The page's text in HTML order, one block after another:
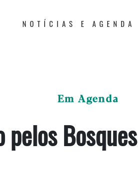
NOTÍCIAS E AGENDA
Em Agenda
pelos